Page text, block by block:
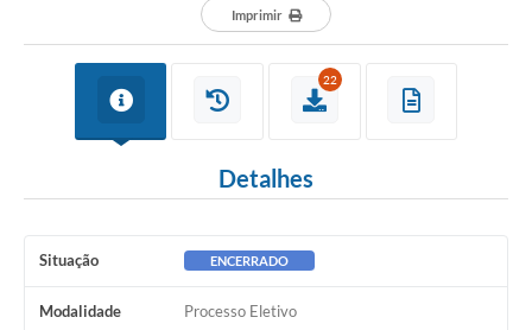
Imprimir
22
Detalhes
Situação ENCERRADO
Modalidade Processo Eletivo